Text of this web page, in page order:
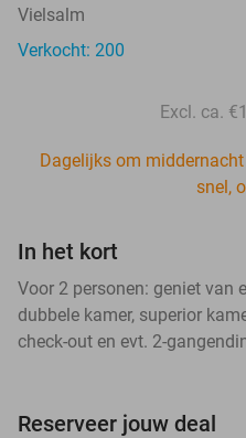
Vielsalm
Verkocht: 200
Excl. ca.
Dagelijks om
snel,
In het kort
Voor 2 personen: geniet van
dubbele kamer, superior
check-out en evt. 2-
Reserveer jouw deal